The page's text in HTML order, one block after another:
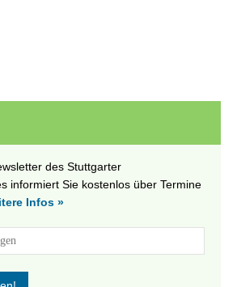
des Stuttgarter
informiert Sie kostenlos über Termine
Infos »